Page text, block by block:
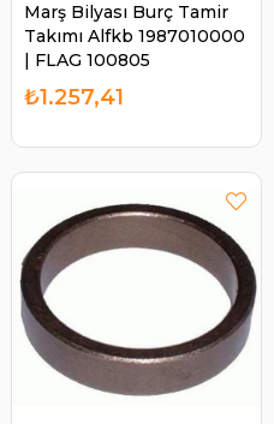
Marş Bilyası Burç Tamir
Takımı Alfkb 1987010000
| FLAG 100805
₺1.257,41